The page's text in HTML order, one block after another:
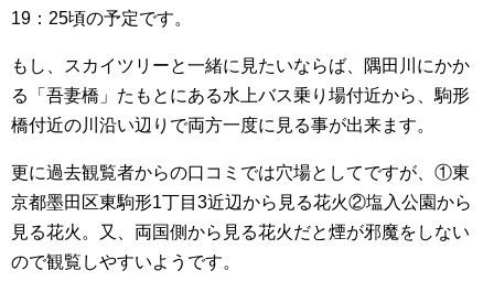
19：25頃の予定です。
もし、スカイツリーと一緒に見たいならば、隅田川にかか
る「吾妻橋」たもとにある水上バス乗り場付近から、駒形
橋付近の川沿い辺りで両方一度に見る事が出来ます。
更に過去観覧者からの口コミでは穴場としてですが、①東
京都墨田区東駒形1丁目3近辺から見る花火②塩入公園から
見る花火。又、両国側から見る花火だと煙が邪魔をしない
ので観覧しやすいようです。